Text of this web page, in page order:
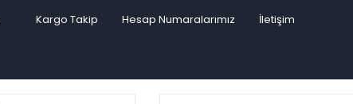
Kargo Takip Hesap Numaralarımız İletişim